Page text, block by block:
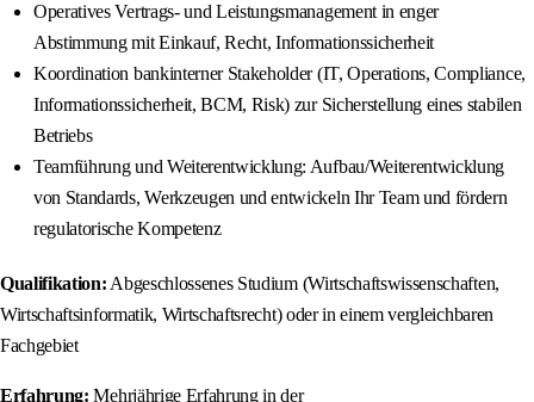
Operatives Vertrags- und Leistungsmanagement in enger
Abstimmung mit Einkauf, Recht, Informationssicherheit
Koordination bankinterner Stakeholder (IT, Operations, Compliance,
Informationssicherheit, BCM, Risk) zur Sicherstellung eines stabilen
Betriebs
Teamführung und Weiterentwicklung: Aufbau/Weiterentwicklung
von Standards, Werkzeugen und entwickeln Ihr Team und fördern
regulatorische Kompetenz
Qualifikation: Abgeschlossenes Studium (Wirtschaftswissenschaften,
Wirtschaftsinformatik, Wirtschaftsrecht) oder in einem vergleichbaren
Fachgebiet
Erfahrung: Mehrjährige Erfahrung in der